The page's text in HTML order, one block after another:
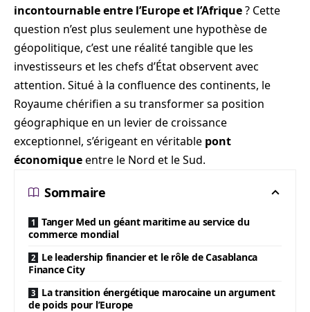
incontournable entre l’Europe et l’Afrique? Cette
question n’est plus seulement une hypothèse de
géopolitique, c’est une réalité tangible que les
investisseurs et les chefs d’État observent avec
attention. Situé à la confluence des continents, le
Royaume chérifien a su transformer sa position
géographique en un levier de croissance
exceptionnel, s’érigeant en véritable pont
économiqueentre le Nord et le Sud.
Sommaire
Tanger Med un géant maritime au service du
commerce mondial
Le leadership financier et le rôle de Casablanca
Finance City
La transition énergétique marocaine un argument
de poids pour l’Europe